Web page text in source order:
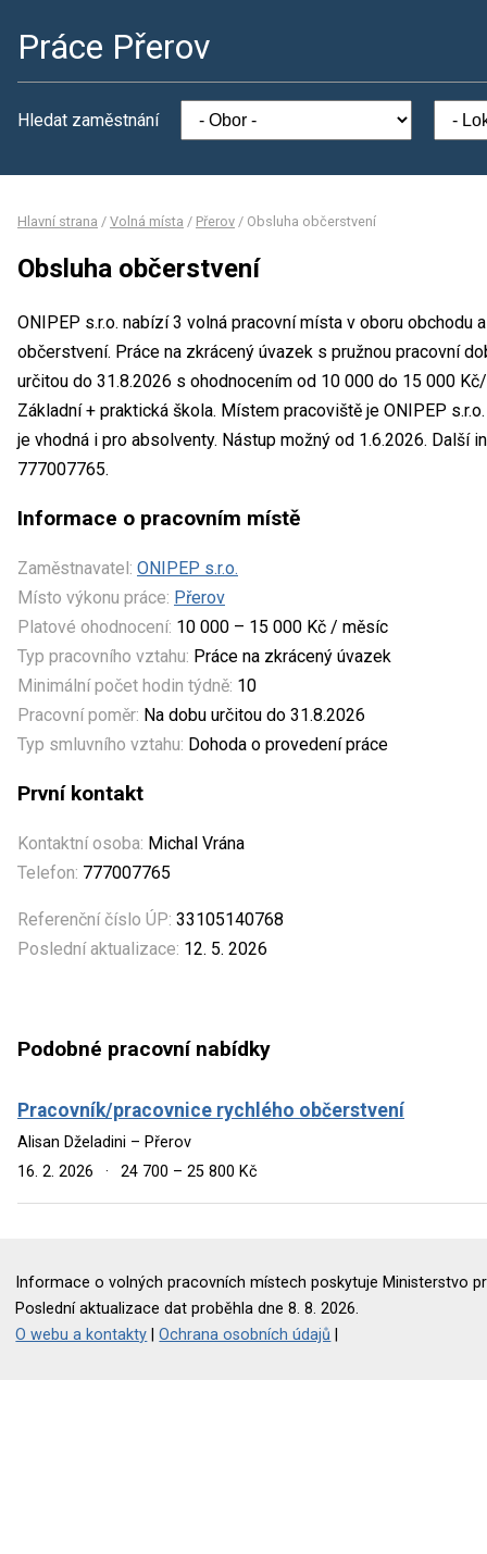
Práce Přerov
Hledat zaměstnání
Hlavní strana / Volná místa / Přerov / Obsluha občerstvení
Obsluha občerstvení
ONIPEP s.r.o. nabízí 3 volná pracovní místa v oboru obchodu
občerstvení. Práce na zkrácený úvazek s pružnou pracovní
určitou do 31.8.2026 s ohodnocením od 10 000 do 15 000
Základní + praktická škola. Místem pracoviště je ONIPEP
je vhodná i pro absolventy. Nástup možný od 1.6.2026. Další
777007765.
Informace o pracovním místě
Zaměstnavatel: ONIPEP s.r.o.
Místo výkonu práce: Přerov
Platové ohodnocení: 10 000 – 15 000 Kč / měsíc
Typ pracovního vztahu: Práce na zkrácený úvazek
Minimální počet hodin týdně: 10
Pracovní poměr: Na dobu určitou do 31.8.2026
Typ smluvního vztahu: Dohoda o provedení práce
První kontakt
Kontaktní osoba: Michal Vrána
Telefon: 777007765
Referenční číslo ÚP: 33105140768
Poslední aktualizace: 12. 5. 2026
Podobné pracovní nabídky
Pracovník/pracovnice rychlého občerstvení
Alisan Dželadini – Přerov
16. 2. 2026
· 24 700 – 25 800 Kč
Informace o volných pracovních místech poskytuje Ministerstvo
Poslední aktualizace dat proběhla dne 8. 8. 2026.
O webu a kontakty |Ochrana osobních údajů